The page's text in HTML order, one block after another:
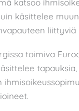
katsoo
käsittelee
liittyviä
toimiva